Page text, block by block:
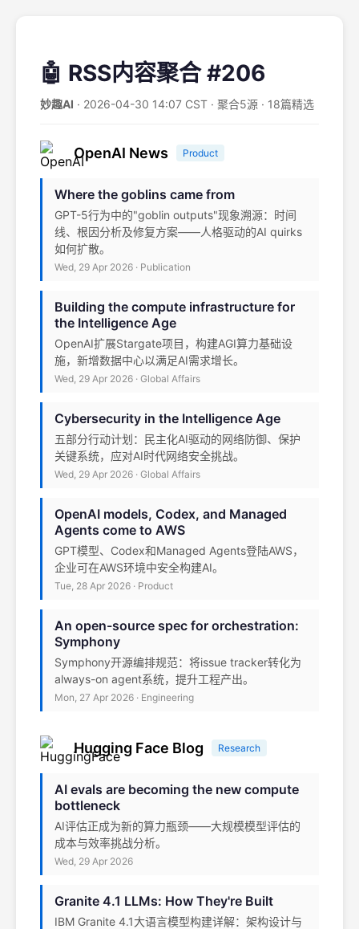
🤖 RSS内容聚合 #206
妙趣AI · 2026-04-30 14:07 CST · 聚合5源 · 18篇精选
OpenAI News Product
Where the goblins came from
GPT-5行为中的"goblin outputs"现象溯源：时间
线、根因分析及修复方案——人格驱动的AI quirks
如何扩散。
Wed, 29 Apr 2026 · Publication
Building the compute infrastructure for
the Intelligence Age
OpenAI扩展Stargate项目，构建AGI算力基础设
施，新增数据中心以满足AI需求增长。
Wed, 29 Apr 2026 · Global Affairs
Cybersecurity in the Intelligence Age
五部分行动计划：民主化AI驱动的网络防御、保护
关键系统，应对AI时代网络安全挑战。
Wed, 29 Apr 2026 · Global Affairs
OpenAI models, Codex, and Managed
Agents come to AWS
GPT模型、Codex和Managed Agents登陆AWS，
企业可在AWS环境中安全构建AI。
Tue, 28 Apr 2026 · Product
An open-source spec for orchestration:
Symphony
Symphony开源编排规范：将issue tracker转化为
always-on agent系统，提升工程产出。
Mon, 27 Apr 2026 · Engineering
Hugging Face Blog Research
AI evals are becoming the new compute
bottleneck
AI评估正成为新的算力瓶颈——大规模模型评估的
成本与效率挑战分析。
Wed, 29 Apr 2026
Granite 4.1 LLMs: How They're Built
IBM Granite 4.1大语言模型构建详解：架构设计与